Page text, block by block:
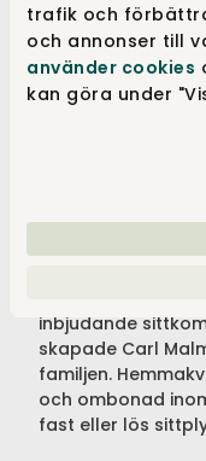
trafik och
och annonser till
använder cookies
kan göra under
Stockholms
ytterligare en
som ingår i en
Häggbom är en
dåvarande
Jättepaddan är
Fåtöljen erbjuder
inbjudande
skapade Carl
familjen.
och ombonad
fast eller lös